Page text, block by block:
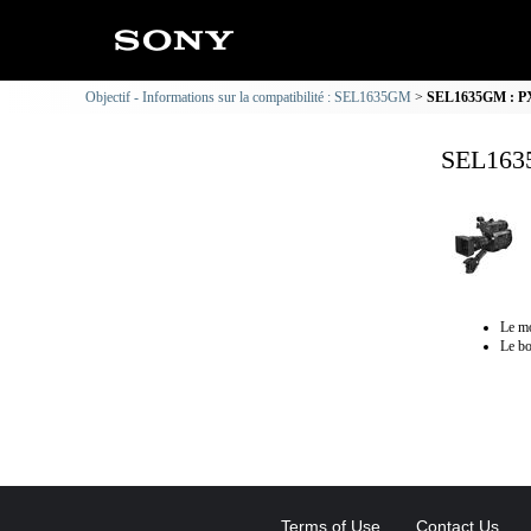
Objectif - Informations sur la compatibilité : SEL1635GM SEL1635GM :
Le
Le
Terms of Use Contact Us